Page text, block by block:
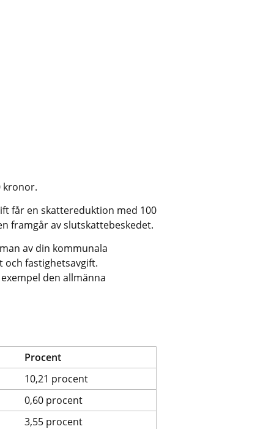
kronor.
får en skattereduktion med 100
framgår av slutskattebeskedet.
av din kommunala
och fastighetsavgift.
den allmänna
Procent
10,21 procent
0,60 procent
3,55 procent